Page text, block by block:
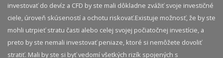
investovať do devíz a CFD by ste mali dôkladne zvážiť svoje investičné
ciele, úroveň skúseností a ochotu riskovať.​ Existuje možnosť, že by ste
mohli utrpieť stratu časti alebo celej svojej počiatočnej investície, a
preto by ste nemali investovať peniaze, ktoré si nemôžete dovoliť
stratiť. Mali by ste si byť vedomí všetkých rizík spojených s